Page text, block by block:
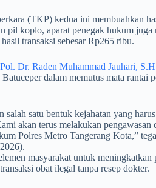
(TKP) kedua ini membuahkan
pil koplo, aparat penegak hukum
transaksi sebesar Rp265 ribu.
Dr. Raden Muhammad Jauhari,
dalam memutus mata rantai
salah satu bentuk kejahatan yang
akan terus melakukan pengawasan
Polres Metro Tangerang Kota,”
masyarakat untuk
obat ilegal tanpa resep dokter.